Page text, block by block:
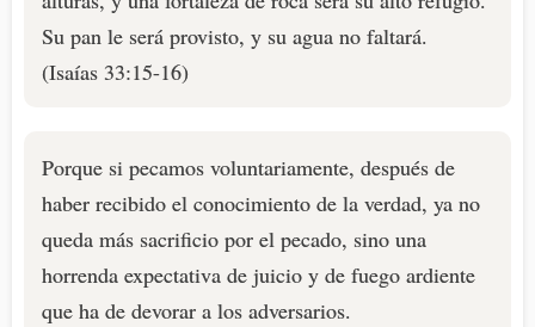
Su pan le será provisto, y su agua no faltará.
(Isaías 33:15-16)
Porque si pecamos voluntariamente, después de
haber recibido el conocimiento de la verdad, ya no
queda más sacrificio por el pecado, sino una
horrenda expectativa de juicio y de fuego ardiente
que ha de devorar a los adversarios.